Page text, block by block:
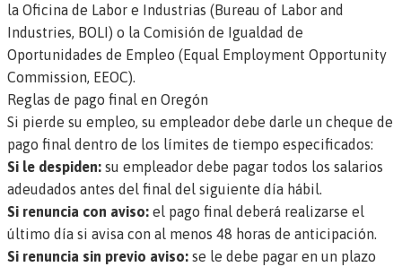
la Oficina de Labor e Industrias (Bureau of Labor and
Industries, BOLI) o la Comisión de Igualdad de
Oportunidades de Empleo (Equal Employment Opportunity
Commission, EEOC)
Reglas de pago final en Oregón
Si pierde su empleo, su empleador debe darle un cheque de
pago final dentro de los límites de tiempo especificados:
Si le despiden: su empleador debe pagar todos los salarios
adeudados antes del final del siguiente día hábil.
Si renuncia con aviso: el pago final deberá realizarse el
último día si avisa con al menos 48 horas de anticipación.
Si renuncia sin previo aviso: se le debe pagar en un plazo